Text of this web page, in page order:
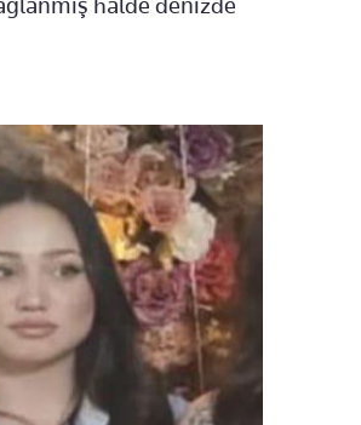
halde denizde